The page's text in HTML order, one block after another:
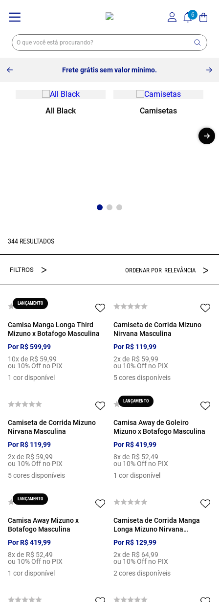
Frete grátis sem valor mínimo.
All Black Camisetas
344
RELEVÂNCIA
LANÇAMENTO
Camisa Manga Longa Third
Mizuno x Botafogo Masculina
PorR$599,99
10x de R$ 59,99
ou 10% Off no PIX
1 cor disponível
Camiseta de Corrida Mizuno
Nirvana Masculina
PorR$ 119,99
2x de R$ 59,99
ou 10% Off no PIX
5 cores disponíveis
Camiseta de Corrida Mizuno
Nirvana Masculina
PorR$ 119,99
2x de R$ 59,99
ou 10% Off no PIX
5cores disponíveis
LANÇAMENTO
Camisa Away de Goleiro
Mizuno x Botafogo Masculina
PorR$ 419,99
8x de R$ 52,49
ou 10% Off no PIX
1 cor disponível
LANÇAMENTO
Camisa Away Mizuno x
Botafogo Masculina
PorR$419,99
8x de R$ 52,49
ou 10% Off no PIX
1 cor disponível
Camiseta de Corrida Manga
Longa Mizuno Nirvana
Feminina
PorR$ 129,99
2x de R$ 64,99
ou 10% Off no PIX
2 cores disponíveis